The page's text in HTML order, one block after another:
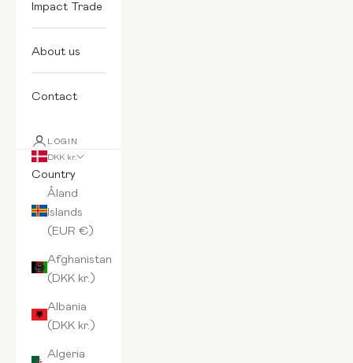
Impact Trade
About us
Contact
LOGIN
DKK kr.
Country
Åland
Islands
(EUR €)
Afghanistan
(DKK kr.)
Albania
(DKK kr.)
Algeria